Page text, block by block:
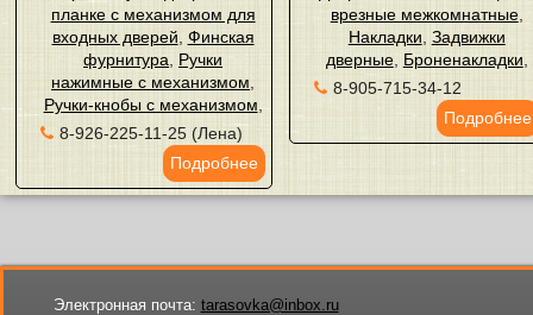
планке с механизмом для
входных дверей Финская
фурнитура
Ручки
нажимные с механизмом
Ручки-кнобы с механизмом
8-926-225-11-25 (Лена)
Подробнее
врезные межкомнатные,
Накладки Задвижки
дверные, Броненакладки
8-905-715-34-12
Подробнее
Электронная почта: tarasovka@inbox.ru